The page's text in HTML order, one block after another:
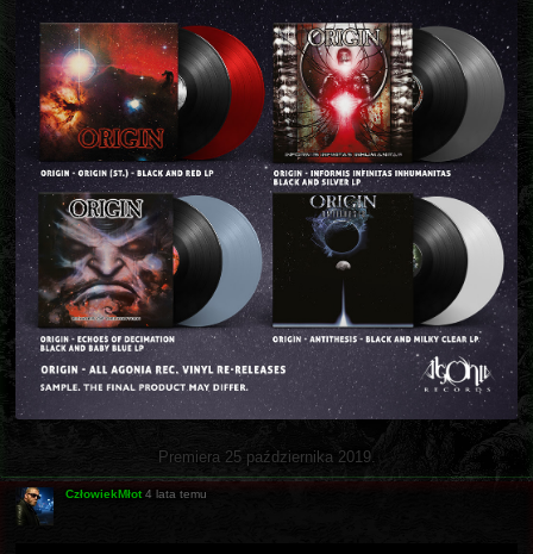
Premiera 25 października 2019.
CzłowiekMłot 4 lata temu